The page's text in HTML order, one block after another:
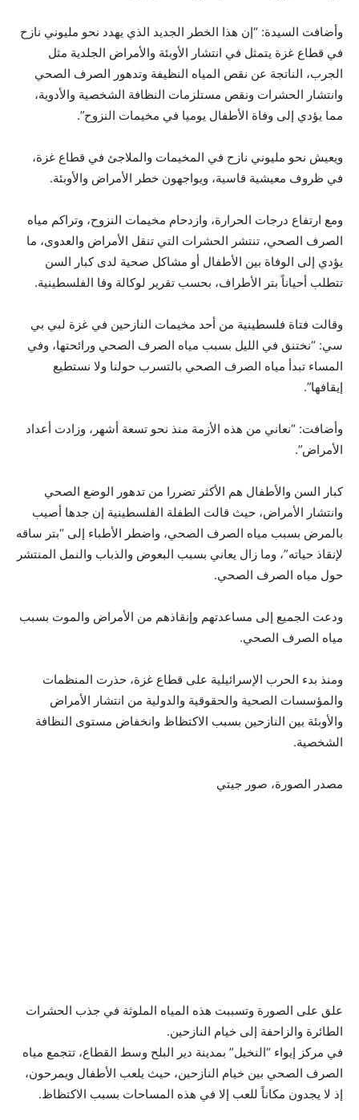
وأضافت السيدة: “إن هذا الخطر الجديد الذي يهدد نحو مليوني نازح
في قطاع غزة يتمثل في انتشار الأوبئة والأمراض الجلدية مثل
الجرب، الناتجة عن نقص المياه النظيفة وتدهور الصرف الصحي
وانتشار الحشرات ونقص مستلزمات النظافة الشخصية والأدوية،
مما يؤدي إلى وفاة الأطفال يوميا في مخيمات النزوح”.
ويعيش نحو مليوني نازح في المخيمات والملاجئ في قطاع غزة،
في ظروف معيشية قاسية، ويواجهون خطر الأمراض والأوبئة.
ومع ارتفاع درجات الحرارة، وازدحام مخيمات النزوح، وتراكم مياه
الصرف الصحي، تنتشر الحشرات التي تنقل الأمراض والعدوى، ما
يؤدي إلى الوفاة بين الأطفال أو مشاكل صحية لدى كبار السن
تتطلب أحياناً بتر الأطراف، بحسب تقرير لوكالة وفا الفلسطينية.
وقالت فتاة فلسطينية من أحد مخيمات النازحين في غزة لبي بي
سي: “نختنق في الليل بسبب مياه الصرف الصحي ورائحتها، وفي
المساء تبدأ مياه الصرف الصحي بالتسرب حولنا ولا نستطيع
إيقافها”.
وأضافت: “نعاني من هذه الأزمة منذ نحو تسعة أشهر، وزادت أعداد
الأمراض”.
كبار السن والأطفال هم الأكثر تضررا من تدهور الوضع الصحي
وانتشار الأمراض، حيث قالت الطفلة الفلسطينية إن جدها أصيب
بالمرض بسبب مياه الصرف الصحي، واضطر الأطباء إلى “بتر ساقه
لإنقاذ حياته”، وما زال يعاني بسبب البعوض والذباب والنمل المنتشر
حول مياه الصرف الصحي.
ودعت الجميع إلى مساعدتهم وإنقاذهم من الأمراض والموت بسبب
مياه الصرف الصحي.
ومنذ بدء الحرب الإسرائيلية على قطاع غزة، حذرت المنظمات
والمؤسسات الصحية والحقوقية والدولية من انتشار الأمراض
والأوبئة بين النازحين بسبب الاكتظاظ وانخفاض مستوى النظافة
الشخصية.
مصدر الصورة، صور جيتي
علق على الصورة وتسببت هذه المياه الملوثة في جذب الحشرات
الطائرة والزاحفة إلى خيام النازحين.
في مركز إيواء “النخيل” بمدينة دير البلح وسط القطاع، تتجمع مياه
الصرف الصحي بين خيام النازحين، حيث يلعب الأطفال ويمرحون،
إذ لا يجدون مكاناً للعب إلا في هذه المساحات بسبب الاكتظاظ.